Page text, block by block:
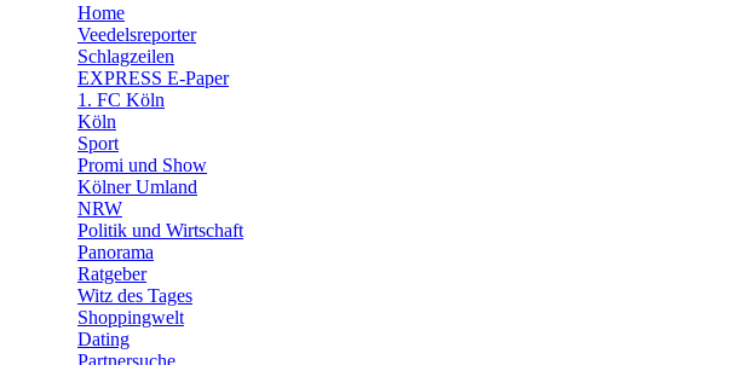
🛒 Shoppingwelt
🧩 Spiele
Home
Veedelsreporter
Schlagzeilen
EXPRESS E-Paper
1. FC Köln
Köln
Sport
Promi und Show
Kölner Umland
NRW
Politik und Wirtschaft
Panorama
Ratgeber
Witz des Tages
Shoppingwelt
Dating
Partnersuche